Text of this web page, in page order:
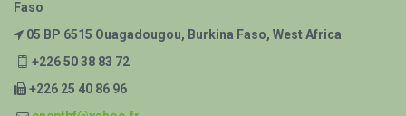
Faso
05 BP 6515 Ouagadougou, Burkina Faso, West Africa
+226 50 38 83 72
+226 25 40 86 96